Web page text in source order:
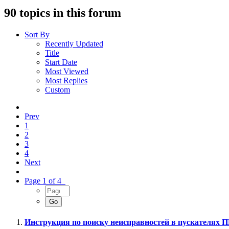
90 topics in this forum
Sort By
Recently Updated
Title
Start Date
Most Viewed
Most Replies
Custom
Prev
1
2
3
4
Next
Page 1 of 4
Инструкция по поиску неисправностей в пускателях